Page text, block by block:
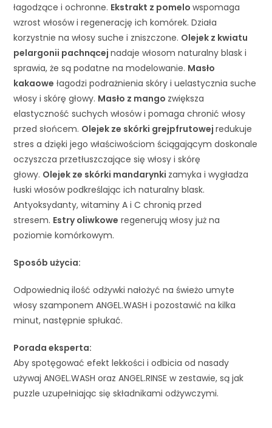
łagodzące i ochronne. Ekstrakt z pomelowspomaga
wzrost włosów i regenerację ich komórek. Działa
korzystnie na włosy suche i zniszczone. Olejek z kwiatu
pelargonii pachnącejnadaje włosom naturalny blask i
sprawia, że są podatne na modelowanie. Masło
kakaowe łagodzi podrażnienia skóry i uelastycznia suche
włosy i skórę głowy. Masło z mango zwiększa
elastyczność suchych włosów i pomaga chronić włosy
przed słońcem. Olejek ze skórki grejpfrutowejredukuje
stres a dzięki jego właściwościom ściągającym doskonale
oczyszcza przetłuszczające się włosy i skórę
głowy. Olejek ze skórki mandarynki zamyka i wygładza
łuski włosów podkreślając ich naturalny blask.
Antyoksydanty, witaminy A i C chronią przed
stresem. Estry oliwkowe regenerują włosy już na
poziomie komórkowym.
Sposób użycia:
Odpowiednią ilość odżywki nałożyć na świeżo umyte
włosy szamponem ANGEL.WASH i pozostawić na kilka
minut, następnie spłukać.
Porada eksperta:
Aby spotęgować efekt lekkości i odbicia od nasady
używaj ANGEL.WASH oraz ANGEL.RINSE w zestawie, są jak
puzzle uzupełniając się składnikami odżywczymi.